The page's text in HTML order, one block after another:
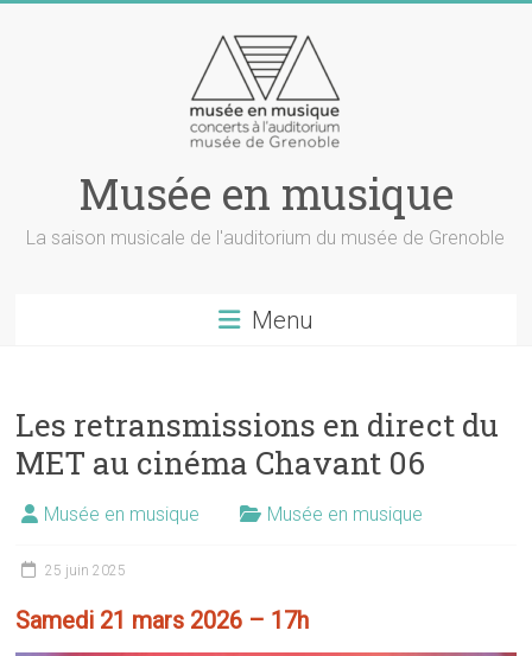
Musée en musique
La saison musicale de l'auditorium du musée de Grenoble
Menu
Les retransmissions en direct du
MET au cinéma Chavant 06
Musée en musique Musée en musique
25 juin 2025
Samedi 21 mars 2026 – 17h